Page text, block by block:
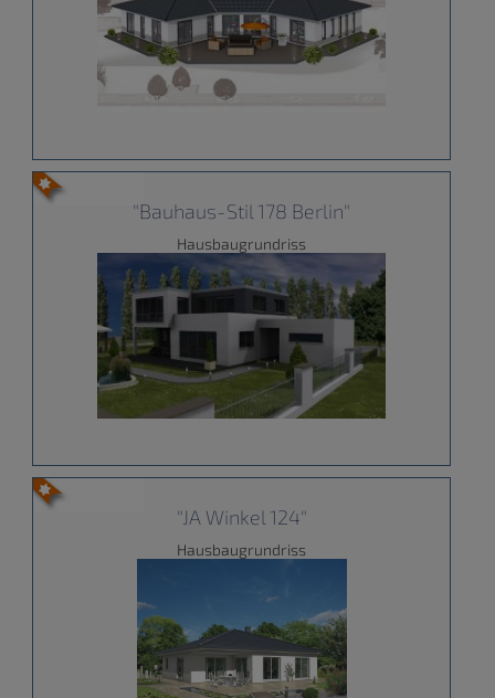
"Bauhaus-Stil 178 Berlin"
Hausbaugrundriss
"JA Winkel 124"
Hausbaugrundriss